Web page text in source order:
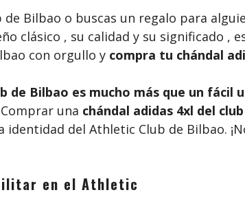
Bilbao o buscas un regalo para
clásico , su calidad y su significado ,
con orgullo y compra tu chándal
de Bilbao es mucho más que un
una chándal adidas 4xl del club
del Athletic Club de Bilbao.
en el Athletic